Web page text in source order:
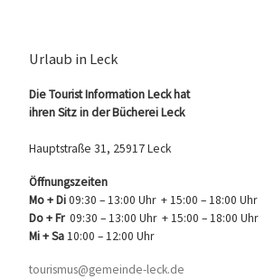
Urlaub in Leck
Die Tourist Information Leck hat
ihren Sitz in der Bücherei Leck
Hauptstraße 31, 25917 Leck
Öffnungszeiten
Mo + Di09:30 – 13:00 Uhr + 15:00 – 18:00 Uhr
Do + Fr09:30 – 13:00 Uhr + 15:00 – 18:00 Uhr
Mi + Sa10:00 – 12:00 Uhr
tourismus@gemeinde-leck.de